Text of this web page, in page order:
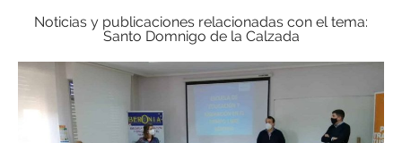
Noticias y publicaciones relacionadas con el tema:
Santo Domnigo de la Calzada